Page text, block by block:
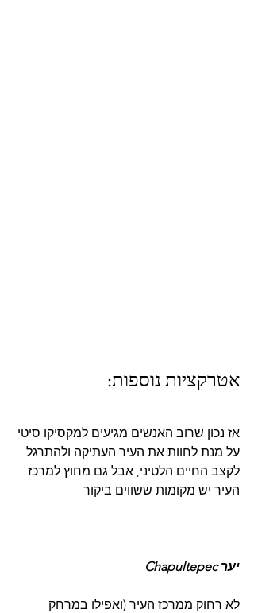
אטרקציות נוספות:
אז נכון שרוב האנשים מגיעים למקסיקו סיטי
על מנת לחוות את העיר העתיקה ולהתרגל
לקצב החיים הלטיני, אבל גם מחוץ למרכז
העיר יש מקומות ששווים ביקור
יער Chapultepec
לא רחוק ממרכז העיר (ואפילו במרחק